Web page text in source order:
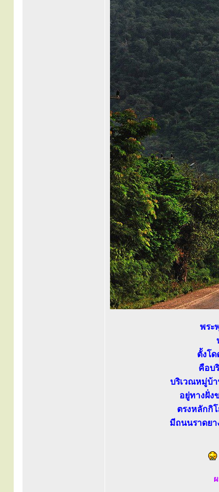
พระ
ตั้งโ
คือบ
บริเวณหมู่บ้
อยู่ทางฝั่ง
ตรงหลักกิ
มีถนนราดย